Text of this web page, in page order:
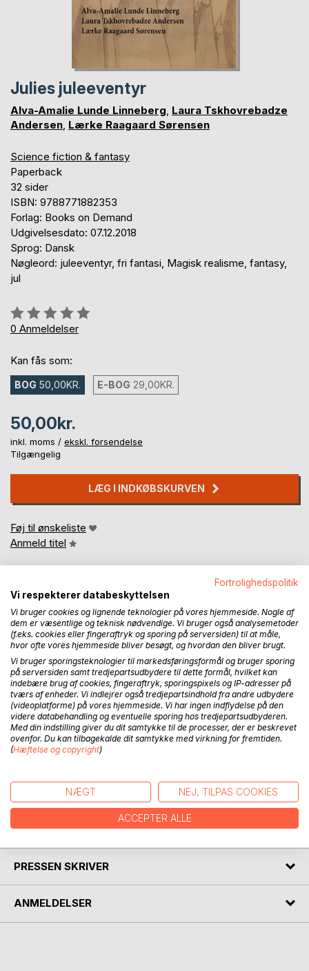
Julies juleeventyr
Alva-Amalie Lunde Linneberg, Laura Tskhovrebadze
Andersen, Lærke Raagaard Sørensen
Science fiction & fantasy
Paperback
32 sider
ISBN: 9788771882353
Forlag: Books on Demand
Udgivelsesdato: 07.12.2018
Sprog: Dansk
Nøgleord: juleeventyr, fri fantasi, Magisk realisme, fantasy,
jul
Anmeldelse::
0%
0 Anmeldelser
Kan fås som:
BOG 50,00KR. E-BOG 29,00KR.
50,00kr.
inkl. moms / ekskl. forsendelse
Tilgængelig
LÆG I INDKØBSKURVEN
Føj til ønskeliste
Anmeld titel
BESKRIVELSE
Nu skal I høre en rigtig julehistorie. Det starter sådan: Det
ringer på døren og jeg går over og åbner. Et koldt vindsus
slår mit hår op i mit ansigt. Jeg kigger ud, men der er ingen.
Waaaah. Jeg får et kæmpe chok. Jeg kigger ned og der
ligger en lille, sød baby på jorden. Den er helt bleg har
ligger også et brev. Jeg tager det op og læser ...
FORFATTER
PRESSEN SKRIVER
ANMELDELSER
Fortrolighedspolitik
Vi respekterer databeskyttelsen
Vi bruger cookies og lignende teknologier på vores hjemmeside. Nogle af
dem er væsentlige og teknisk nødvendige. Vi bruger også analysemetoder
(f.eks. cookies eller fingeraftryk og sporing på serversiden) til at måle,
hvor ofte vores hjemmeside bliver besøgt, og hvordan den bliver brugt.
Vi bruger sporingsteknologier til markedsføringsformål og bruger sporing
på serversiden samt tredjepartsudbydere til dette formål, hvilket kan
indebære brug af cookies, fingeraftryk, sporingspixels og IP-adresser på
tværs af enheder. Vi indlejrer også tredjepartsindhold fra andre udbydere
(videoplatforme) på vores hjemmeside. Vi har ingen indflydelse på den
videre databehandling og eventuelle sporing hos tredjepartsudbyderen.
Med din indstilling giver du dit samtykke til de processer, der er beskrevet
ovenfor. Du kan tilbagekalde dit samtykke med virkning for fremtiden.
(Hæftelse og copyright)
NÆGT NEJ, TILPAS COOKIES
ACCEPTER ALLE